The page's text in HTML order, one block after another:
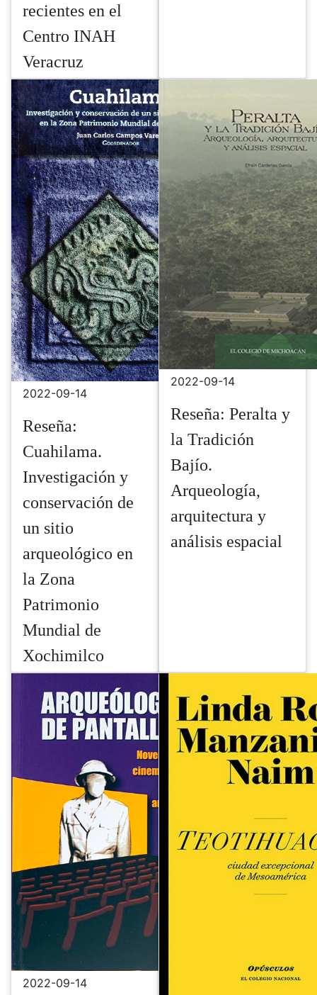
recientes en el
Centro INAH
Veracruz
2022-09-14
Reseña:
Cuahilama.
Investigación y
conservación de
un sitio
arqueológico en
la Zona
Patrimonio
Mundial de
Xochimilco
2022-09-14
Reseña: Peralta y
la Tradición
Bajío.
Arqueología,
arquitectura y
análisis espacial
2022-09-14